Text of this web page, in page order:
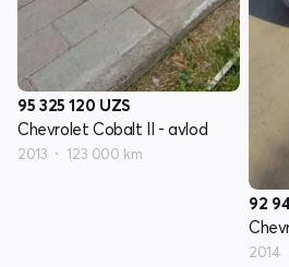
95 325 120 UZS
Chevrolet Cobalt II - avlod
2013 123 000 km
92
2014